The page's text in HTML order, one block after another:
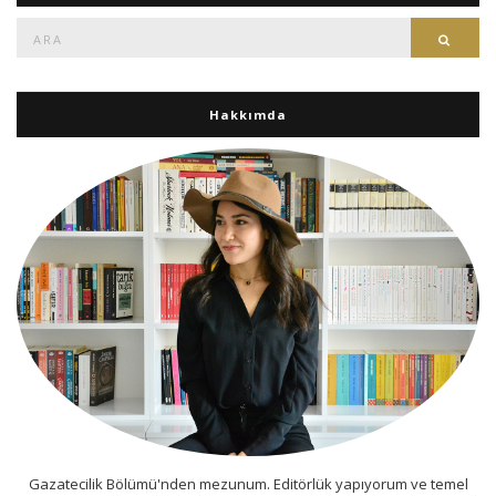
Hakkımda
Gazatecilik Bölümü'nden mezunum. Editörlük yapıyorum ve temel